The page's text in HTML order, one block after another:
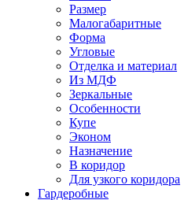
Размер
Малогабаритные
Форма
Угловые
Отделка и материал
Из МДФ
Зеркальные
Особенности
Купе
Эконом
Назначение
В коридор
Для узкого коридора
Гардеробные